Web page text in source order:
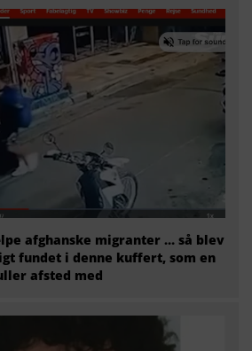
afghanske migranter … så blev
fundet i denne kuffert, som en
afsted med